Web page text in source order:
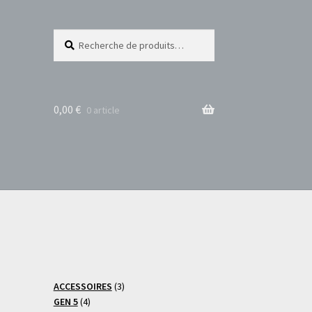
pour :
0,00 € 0 article
ACCESSOIRES 33
GEN 5 44